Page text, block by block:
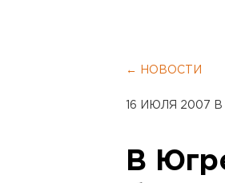
← НОВОСТИ
16 ИЮЛЯ 2007 В
В